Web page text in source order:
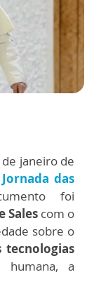
janeiro de
das
foi
Sales com o
sobre o
humana, a